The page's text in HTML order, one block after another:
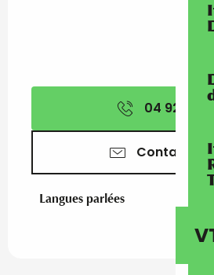
04 92 15 21
Contactez-
Langues parlées
Langues parlées